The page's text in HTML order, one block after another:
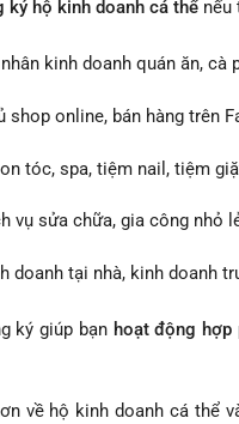
ký hộ kinh doanh cá thể nếu
kinh doanh quán ăn, cà
shop online, bán hàng trên
tóc, spa, tiệm nail, tiệm
vụ sửa chữa, gia công nhỏ
doanh tại nhà, kinh doanh
giúp bạn hoạt động hợp
về hộ kinh doanh cá thể